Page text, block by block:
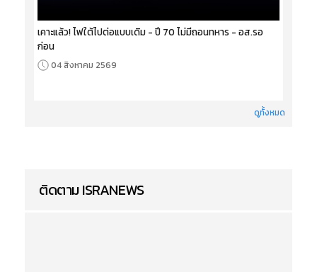
เคาะแล้ว! ไฟใต้ไปต่อแบบเดิม - ปี 70 ไม่มีถอนทหาร - อส.รอ
ก่อน
04 สิงหาคม 2569
ดูทั้งหมด
ติดตาม ISRANEWS